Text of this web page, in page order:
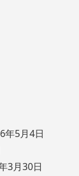
年5月4日
3月30日